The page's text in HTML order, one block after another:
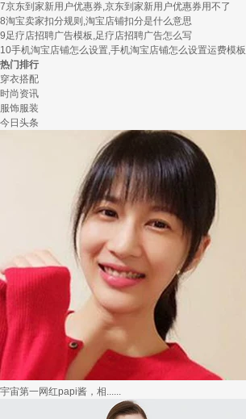
7京东到家新用户优惠券,京东到家新用户优惠券用不了
8淘宝卖家扣分规则,淘宝店铺扣分是什么意思
9足疗店招聘广告模板,足疗店招聘广告怎么写
10手机淘宝店铺怎么设置,手机淘宝店铺怎么设置运费模板
热门排行
穿衣搭配
时尚资讯
服饰服装
今日头条